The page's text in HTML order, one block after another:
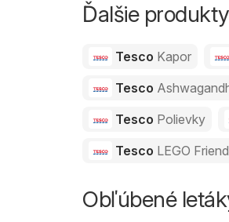
Ďalšie
Tesco Kapor
Tesco
Tesco Polievky
Tesco LEGO
Obľúbené